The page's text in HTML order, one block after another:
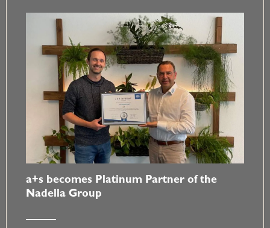
a+s becomes Platinum Partner of the
Nadella Group